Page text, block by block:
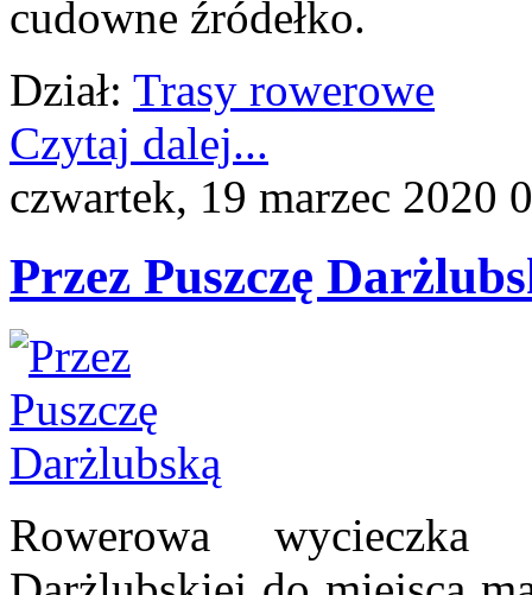
cudowne źródełko.
Dział: Trasy rowerowe
Czytaj dalej...
czwartek, 19 marzec 2020
Przez Puszczę
Rowerowa wycieczka